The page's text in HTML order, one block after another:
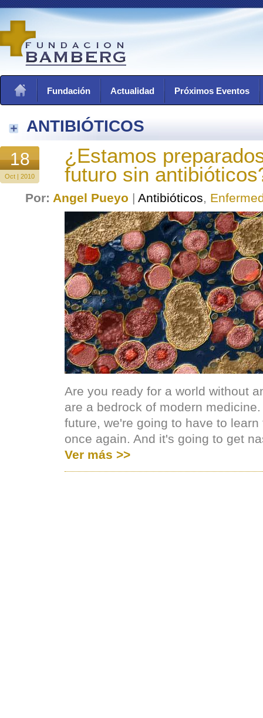
Fundación Actualidad Próximos Eventos
ANTIBIÓTICOS
18
Oct | 2010
¿Estamos
futuro sin
Por: Angel Pueyo | Antibióticos,
Are you ready for a world without
are a bedrock of modern
future, we're going to have to
once again. And it's going to get
Ver más >>